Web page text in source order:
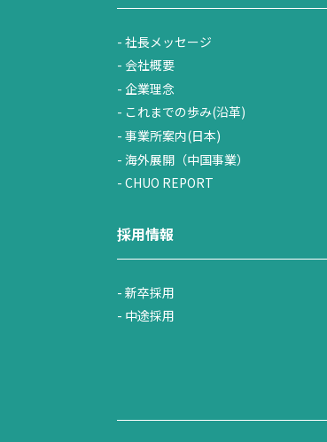
社長メッセージ
会社概要
企業理念
これまでの歩み(沿革)
事業所案内(日本)
海外展開（中国事業）
CHUO REPORT
採用情報
新卒採用
中途採用